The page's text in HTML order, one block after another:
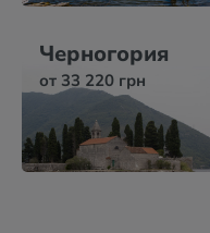
Черногория
от 33 220 грн